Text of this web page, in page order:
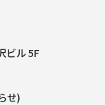
ビル 5F
せ)